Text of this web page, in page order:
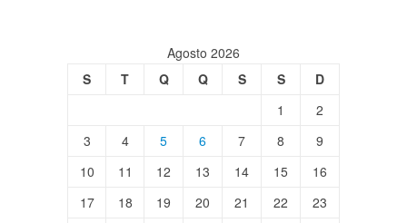
Agosto 2026
S
T Q Q S S
D
1
2
3
4 5 6 7 8
9
10
11 12 13 14 15
16
17
18 19 20 21 22
23